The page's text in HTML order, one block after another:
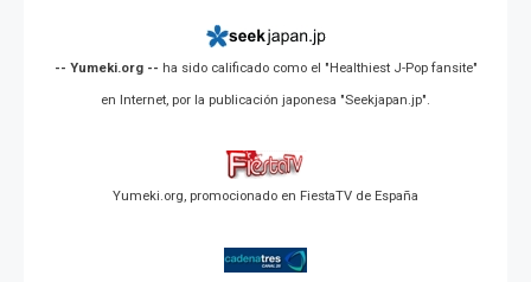
-- Yumeki.org -- ha sido calificado como el "Healthiest J-Pop fansite"
en Internet, por la publicación japonesa "Seekjapan.jp".
Yumeki.org, promocionado en FiestaTV de España